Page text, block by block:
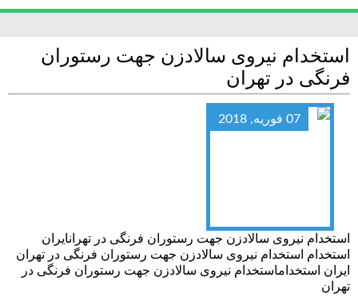
استخدام نیروی سالادزن جهت رستوران
فرنگی در تهران
07 فوریه, 2018
استخدام نیروی سالادزن جهت رستوران فرنگی در تهرانایران
استخدام استخدام نیروی سالادزن جهت رستوران فرنگی در تهران
ایران استخداماستخدام نیروی سالادزن جهت رستوران فرنگی در
تهران